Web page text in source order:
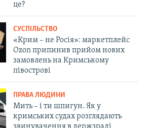
це?
СУСПІЛЬСТВО
«Крим – не Росія»: маркетплейс
Ozon припинив прийом нових
замовлень на Кримському
півострові
ПРАВА ЛЮДИНИ
Мить – і ти шпигун. Як у
кримських судах розглядають